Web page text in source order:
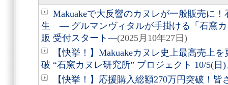
Makuakeで大反響のカヌレが一般販売に
生 ― グルマンヴィタルが手掛ける「石窯カ
販 受付スタート―(2025月10年27日)
【快挙！】Makuakeカヌレ史上最高売上
破 “石窯カヌレ研究所” プロジェクト 10/5(日
【快挙！】応援購入総額270万円突破！